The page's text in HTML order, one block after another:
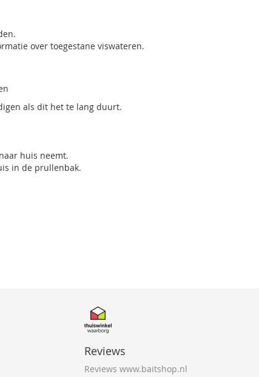
over toegestane viswateren.
als dit het te lang duurt.
huis neemt.
in de prullenbak.
Reviews
Reviews www.baitshop.nl